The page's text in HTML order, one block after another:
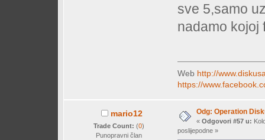
sve 5,samo
nadamo
Web http://
https://
mario12
Trade Count: (0)
Punopravni član
Odg: Operation
« Odgovori #57 u:
poslijepodne »